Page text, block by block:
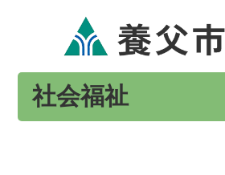
社会福祉